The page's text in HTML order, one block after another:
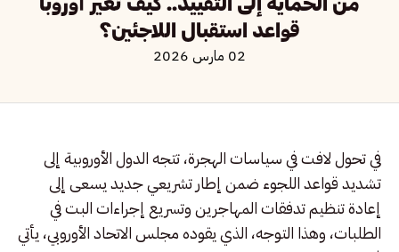
قواعد استقبال اللاجئين؟
02 مارس 2026
في تحول لافت في سياسات الهجرة، تتجه الدول الأوروبية إلى
تشديد قواعد اللجوء ضمن إطار تشريعي جديد يسعى إلى
إعادة تنظيم تدفقات المهاجرين وتسريع إجراءات البت في
الطلبات، وهذا التوجه، الذي يقوده مجلس الاتحاد الأوروبي، يأتي